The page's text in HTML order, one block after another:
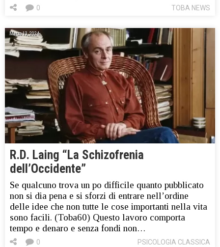
TOBA NEWS
0
Marzo 13, 2024
R.D. Laing “La Schizofrenia
dell’Occidente”
Se qualcuno trova un po difficile quanto pubblicato
non si dia pena e si sforzi di entrare nell’ordine
delle idee che non tutte le cose importanti nella vita
sono facili. (Toba60) Questo lavoro comporta
tempo e denaro e senza fondi non…
PSICOLOGIA CLASSICA
0